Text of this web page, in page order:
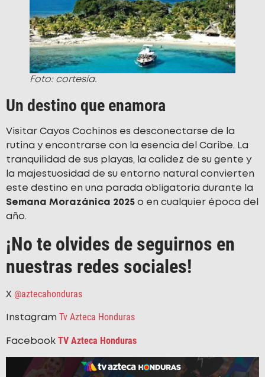
Foto: cortesía.
Un destino que enamora
Visitar Cayos Cochinos es desconectarse de la
rutina y encontrarse con la esencia del Caribe. La
tranquilidad de sus playas, la calidez de su gente y
la majestuosidad de su entorno natural convierten
este destino en una parada obligatoria durante la
Semana Morazánica 2025 o en cualquier época del
año.
¡No te olvides de seguirnos en
nuestras redes sociales!
X @aztecahonduras
Instagram Tv Azteca Honduras
Facebook TV Azteca Honduras